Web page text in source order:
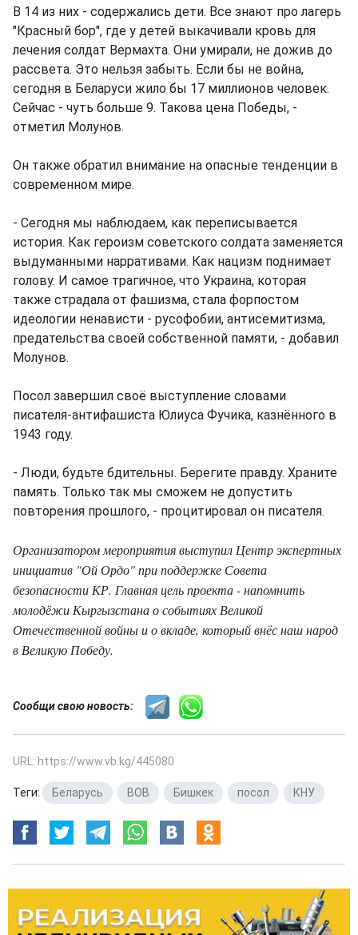
В 14 из них - содержались дети. Все знают про лагерь
"Красный бор", где у детей выкачивали кровь для
лечения солдат Вермахта. Они умирали, не дожив до
рассвета. Это нельзя забыть. Если бы не война,
сегодня в Беларуси жило бы 17 миллионов человек.
Сейчас - чуть больше 9. Такова цена Победы, -
отметил Молунов.
Он также обратил внимание на опасные тенденции в
современном мире.
- Сегодня мы наблюдаем, как переписывается
история. Как героизм советского солдата заменяется
выдуманными нарративами. Как нацизм поднимает
голову. И самое трагичное, что Украина, которая
также страдала от фашизма, стала форпостом
идеологии ненависти - русофобии, антисемитизма,
предательства своей собственной памяти, - добавил
Молунов.
Посол завершил своё выступление словами
писателя-антифашиста Юлиуса Фучика, казнённого в
1943 году.
- Люди, будьте бдительны. Берегите правду. Храните
память. Только так мы сможем не допустить
повторения прошлого, - процитировал он писателя.
Организатором мероприятия выступил Центр экспертных
инициатив "Ой Ордо" при поддержке Совета
безопасности КР. Главная цель проекта - напомнить
молодёжи Кыргызстана о событиях Великой
Отечественной войны и о вкладе, который внёс наш народ
в Великую Победу.
Сообщи свою новость:
URL: https://www.vb.kg/445080
Теги: Беларусь ВОВ Бишкек посол КНУ